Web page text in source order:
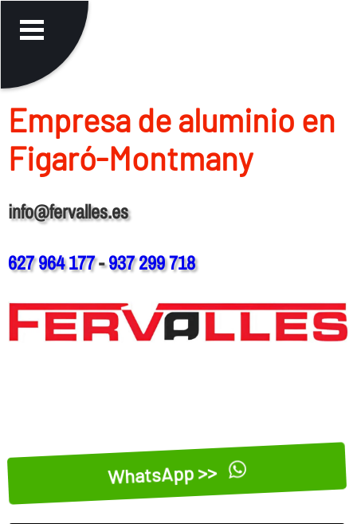
Empresa de aluminio en
Figaró-Montmany
info@fervalles.es
627 964 177-937 299 718
WhatsApp >>